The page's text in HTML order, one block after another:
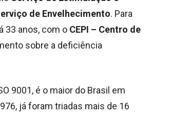
de Envelhecimento. Para
33 anos, com o CEPI – Centro de
sobre a deficiência
9001, é o maior do Brasil em
já foram triadas mais de 16